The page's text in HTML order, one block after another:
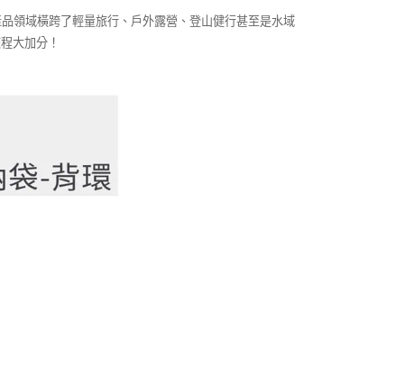
領域橫跨了輕量旅行、戶外露營、登山健行甚至是水域
大加分！